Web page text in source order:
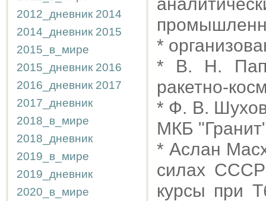
2012_дневник 2014
2014_дневник 2015
2015_в_мире
2015_дневник 2016
2016_дневник 2017
2017_дневник
2018_в_мире
2018_дневник
2019_в_мире
2019_дневник
2020_в_мире
*
* В. Н.
ракетно-
* Ф. В. Шухов
МКБ
* Аслан
силах СССР
курсы при